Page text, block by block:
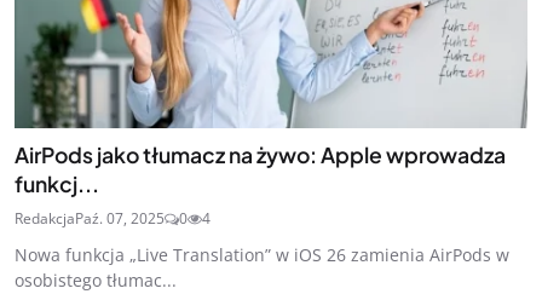
AirPods jako tłumacz na żywo: Apple wprowadza
funkcj...
RedakcjaPaź. 07, 2025 0 4
Nowa funkcja „Live Translation” w iOS 26 zamienia AirPods w
osobistego tłumac...